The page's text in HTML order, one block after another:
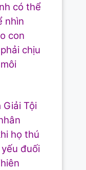
có thể
nhìn
con
chịu
Tội
họ thú
đuối